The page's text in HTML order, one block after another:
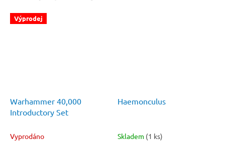
Výprodej
Warhammer 40,000
Introductory Set
Vyprodáno
Haemonculus
Skladem (1 ks)